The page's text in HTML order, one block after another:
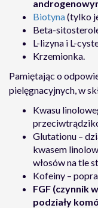
Biotyna(tylko
Beta-
L-lizyna i L-
Krzemionka.
Pamiętając o
pielęgnacyjnych, w
Kwasu
Glutationu –
kwasem
włosów na tle
Kofeiny –
FGF (czynnik
podziały